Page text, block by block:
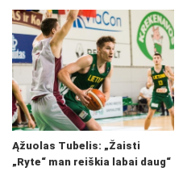
Ąžuolas Tubelis: „Žaisti
„Ryte“ man reiškia labai daug“